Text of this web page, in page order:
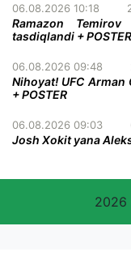
06.08.2026 10:18
Ramazon
tasdiqlandi + POSTER
06.08.2026 09:48
Nihoyat! UFC
+ POSTER
06.08.2026 09:03
Josh Xokit yana
2026